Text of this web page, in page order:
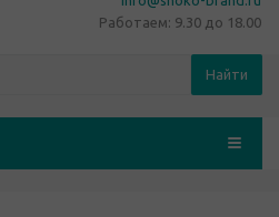
Работаем: 9.30 до 18.00
Найти